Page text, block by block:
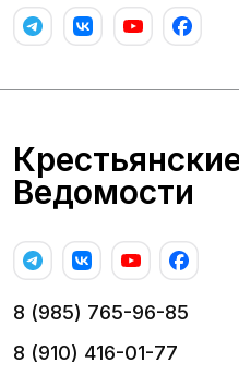
Ведомости
8 (985) 765-96-85
8 (910) 416-01-77